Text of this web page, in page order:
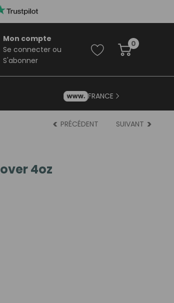
Mon compte
Se connecter ou
S'abonner
0
FRANCE
PRÉCÉDENT SUIVANT
4oz